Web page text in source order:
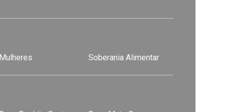
Mulheres Soberania Alimentar